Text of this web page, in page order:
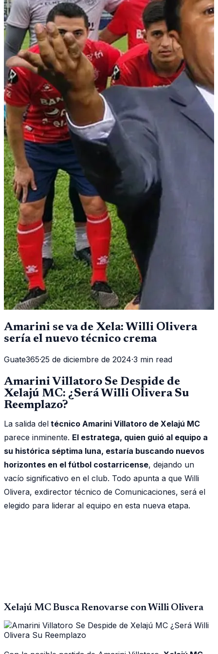
Amarini se va de Xela: Willi Olivera
sería el nuevo técnico crema
Guate365·25 de diciembre de 2024·3 min read
Amarini Villatoro Se Despide de
Xelajú MC: ¿Será Willi Olivera Su
Reemplazo?
La salida del técnico Amarini Villatoro de Xelajú MC
parece inminente. El estratega, quien guió al equipo a
su histórica séptima luna, estaría buscando nuevos
horizontes en el fútbol costarricense, dejando un
vacío significativo en el club. Todo apunta a que Willi
Olivera, exdirector técnico de Comunicaciones, será el
elegido para liderar al equipo en esta nueva etapa.
Xelajú MC Busca Renovarse con Willi Olivera